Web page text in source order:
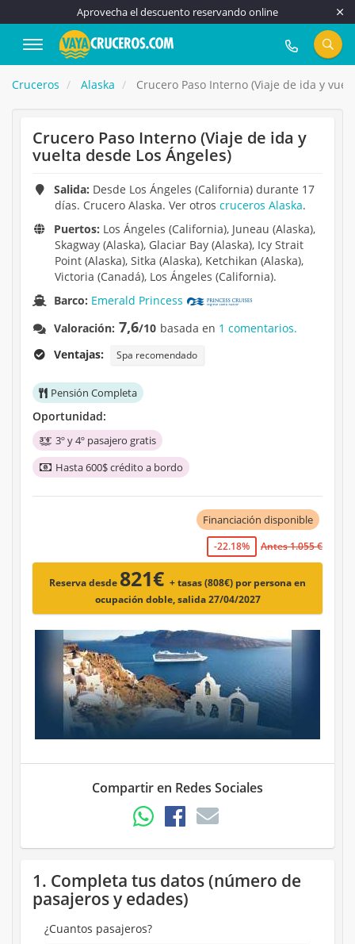
Aprovecha el descuento reservando online
917 815 555
Cruceros Alaska Crucero Paso Interno (Viaje de ida y
Crucero Paso Interno (Viaje de ida y
vuelta desde Los Ángeles)
Salida: Desde Los Ángeles (California) durante 17
días. Crucero Alaska. Ver otros cruceros Alaska.
Puertos: Los Ángeles (California), Juneau (Alaska),
Skagway (Alaska), Glaciar Bay (Alaska), Icy Strait
Point (Alaska), Sitka (Alaska), Ketchikan (Alaska),
Victoria (Canadá), Los Ángeles (California).
Barco: Emerald Princess
Valoración: 7,6/10 basada en 1 comentarios.
Ventajas:
Spa recomendado
Pensión Completa
Oportunidad:
3º y 4º pasajero gratis
Hasta 600$ crédito a bordo
Financiación disponible
-22.18% Antes 1.055 €
Reserva desde 821€ + tasas (808€) por persona en
ocupación doble, salida 27/04/2027
Compartir en Redes Sociales
1. Completa tus datos (número de
pasajeros y edades)
¿Cuantos pasajeros?